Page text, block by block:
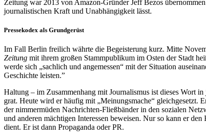
Zeitung war 2013 von Amazon-Gründer Jeff Bezos
jour­na­lis­ti­schen Kraft und Unab­hän­gig­keit lässt.
Pres­se­ko­dex als Grund­ge­rüst
Im Fall Berlin frei­lich währte die Begeis­te­rung kurz. Mitte
Zeitung mit ihrem großen Stamm­pu­bli­kum im Osten der Stadt
werde sich „sach­lich und ange­mes­sen“ mit der Situa­tion
Geschichte leisten.”
Haltung – im Zusam­men­hang mit Jour­na­lis­mus ist dieses Wort
grat. Heute wird er häufig mit „Mei­nungs­ma­che“ gleich­ge­setzt.
der nim­mer­mü­den Nach­rich­ten-Fließ­bän­der in den sozia­len
und anderen mäch­ti­gen Inter­es­sen bewei­sen. Nur so kann er
dient. Er ist dann Pro­pa­ganda oder PR.